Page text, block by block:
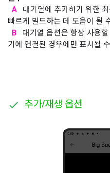
A
대기열에 추가하기 위한
빠르게 빌드하는 데 도움이 될
B
대기열 옵션은 항상 사용
기에 연결된 경우에만 표시될
추가/재생 옵션